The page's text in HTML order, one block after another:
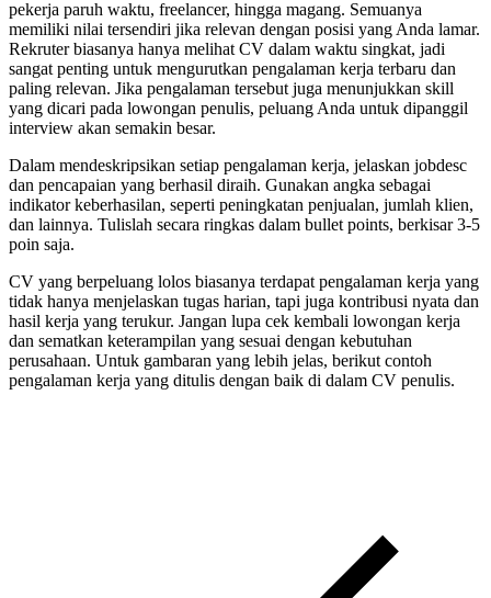
pekerja paruh waktu, freelancer, hingga magang. Semuanya
memiliki nilai tersendiri jika relevan dengan posisi yang Anda lamar.
Rekruter biasanya hanya melihat CV dalam waktu singkat, jadi
sangat penting untuk mengurutkan pengalaman kerja terbaru dan
paling relevan. Jika pengalaman tersebut juga menunjukkan skill
yang dicari pada lowongan penulis, peluang Anda untuk dipanggil
interview akan semakin besar.
Dalam mendeskripsikan setiap pengalaman kerja, jelaskan jobdesc
dan pencapaian yang berhasil diraih. Gunakan angka sebagai
indikator keberhasilan, seperti peningkatan penjualan, jumlah klien,
dan lainnya. Tulislah secara ringkas dalam bullet points, berkisar 3-5
poin saja.
CV yang berpeluang lolos biasanya terdapat pengalaman kerja yang
tidak hanya menjelaskan tugas harian, tapi juga kontribusi nyata dan
hasil kerja yang terukur. Jangan lupa cek kembali lowongan kerja
dan sematkan keterampilan yang sesuai dengan kebutuhan
perusahaan. Untuk gambaran yang lebih jelas, berikut contoh
pengalaman kerja yang ditulis dengan baik di dalam CV penulis.